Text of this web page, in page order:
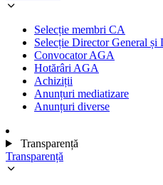
Selecție membri CA
Selecție Director General
Convocator AGA
Hotărâri AGA
Achiziții
Anunțuri mediatizare
Anunțuri diverse
Transparență
Transparență